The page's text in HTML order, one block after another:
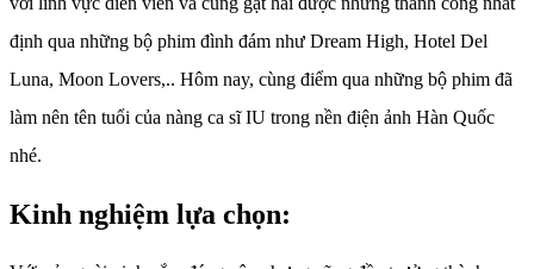
định qua những bộ phim đình đám như Dream High, Hotel Del
Luna, Moon Lovers,.. Hôm nay, cùng điểm qua những bộ phim đã
làm nên tên tuổi của nàng ca sĩ IU trong nền điện ảnh Hàn Quốc
nhé.
Kinh nghiệm lựa chọn: